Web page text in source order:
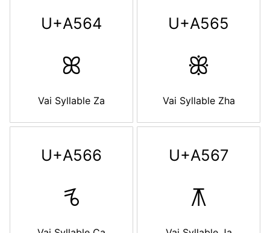
U+A564
ꕤ
Vai Syllable Za
U+A565
ꕥ
Vai Syllable Zha
U+A566
ꕦ
U+A567
ꕧ